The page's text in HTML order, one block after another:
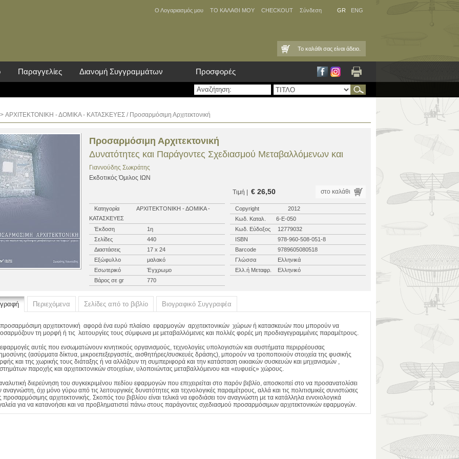
Ο Λογαριασμός μου ΤΟ ΚΑΛΑΘΙ ΜΟΥ CHECKOUT Σύνδεση GR ENG
Το καλάθι σας είναι άδειο.
Παραγγελίες Διανομή Συγγραμμάτων Προσφορές
ΑΡΧΙΤΕΚΤΟΝΙΚΗ - ΔΟΜΙΚΑ - ΚΑΤΑΣΚΕΥΕΣ / Προσαρμόσιμη Αρχιτεκτονική
Προσαρμόσιμη Αρχιτεκτονική
Δυνατότητες και Παράγοντες Σχεδιασμού Μεταβαλλόμενων και
Γιαννούδης Σωκράτης
Εκδοτικός Όμιλος ΙΩΝ
Τιμή |
€ 26,50 στο καλάθι
Κατηγορία
ΑΡΧΙΤΕΚΤΟΝΙΚΗ - ΔΟΜΙΚΑ -
ΚΑΤΑΣΚΕΥΕΣ
Copyright
2012
Κωδ. Καταλ.
6-Ε-050
Έκδοση
1η Κωδ. Εύδοξος
12779032
Σελίδες
440 ISBN
978-960-508-051-8
Διαστάσεις
17 x 24 Barcode
9789605080518
Εξώφυλλο
μαλακό Γλώσσα
Ελληνικά
Εσωτερικό
Έγχρωμο Ελλ.ή Μεταφρ.
Ελληνικό
Βάρος σε gr
770
Περιεχόμενα Σελίδες από το βιβλίο Βιογραφικό Συγγραφέα
αρχιτεκτονική αφορά ένα ευρύ πλαίσιο εφαρμογών αρχιτεκτονικών χώρων ή κατασκευών που μπορούν να
τη μορφή ή τις λειτουργίες τους σύμφωνα με μεταβαλλόμενες και πολλές φορές μη προδιαγεγραμμένες παραμέτρους.
αυτές που ενσωματώνουν κινητικούς οργανισμούς, τεχνολογίες υπολογιστών και συστήματα περιρρέουσας
(ασύρματα δίκτυα, μικροεπεξεργαστές, αισθητήρες/συσκευές δράσης), μπορούν να τροποποιούν στοιχεία της φυσικής
και της χωρικής τους διάταξης ή να αλλάζουν τη συμπεριφορά και την κατάσταση οικιακών συσκευών και μηχανισμών ,
παροχής και αρχιτεκτονικών στοιχείων, υλοποιώντας μεταβαλλόμενου και «ευφυείς» χώρους.
διερεύνηση του συγκεκριμένου πεδίου εφαρμογών που επιχειρείται στο παρόν βιβλίο, αποσκοπεί στο να προσανατολίσει
αναγνώστη, όχι μόνο γύρω από τις λειτουργικές δυνατότητες και τεχνολογικές παραμέτρους, αλλά και τις πολιτισμικές συνιστώσες
προσαρμόσιμης αρχιτεκτονικής. Σκοπός του βιβλίου είναι τελικά να εφοδιάσει τον αναγνώστη με τα κατάλληλα εννοιολογικά
για να κατανοήσει και να προβληματιστεί πάνω στους παράγοντες σχεδιασμού προσαρμόσιμων αρχιτεκτονικών εφαρμογών.